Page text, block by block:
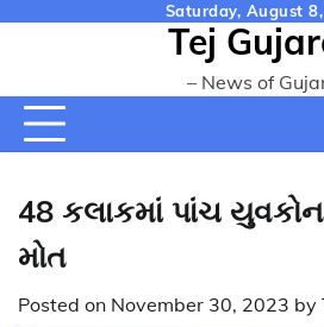
Saturday, August
Tej
– News of
48 કલાકમાં પાંચ
મોત
Posted on November 30, 2023 by